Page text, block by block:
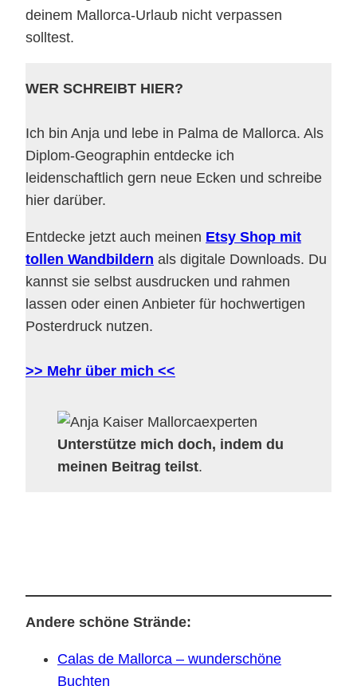
deinem Mallorca-Urlaub nicht verpassen
solltest.
WER SCHREIBT HIER?
Ich bin Anja und lebe in Palma de Mallorca. Als
Diplom-Geographin entdecke ich
leidenschaftlich gern neue Ecken und schreibe
hier darüber.
Entdecke jetzt auch meinen Etsy Shop mit
tollen Wandbildern als digitale Downloads. Du
kannst sie selbst ausdrucken und rahmen
lassen oder einen Anbieter für hochwertigen
Posterdruck nutzen.
>> Mehr über mich <<
Unterstütze mich doch, indem du
meinen Beitrag teilst.
Andere schöne Strände:
Calas de Mallorca – wunderschöne
Buchten